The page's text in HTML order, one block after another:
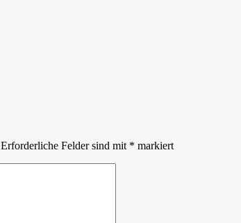
Erforderliche Felder sind mit * markiert